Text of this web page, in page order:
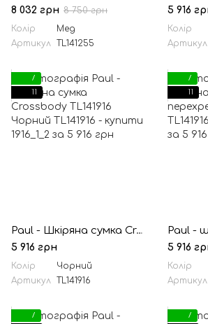
8 032 грн 8 750 грн
Колір
Мед
Артикул
TL141255
5 916
Колір
Артикул
7
11
Paul - Шкіряна сумка Crossbody TL141916 Чорний
5 916 грн
Колір
Чорний
Артикул
TL141916
7
11
5 916
Колір
Артикул
7
7